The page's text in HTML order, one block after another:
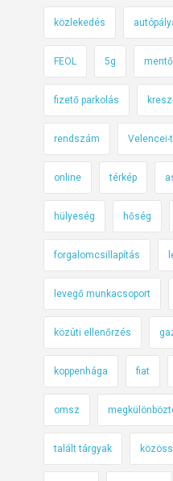
közlekedés
FEOL 5g
fizető parkolás
rendszám Velencei-
online térkép
hülyeség hőség
forgalomcsillapítás
levegő munkacsoport
közúti ellenőrzés
koppenhága fiat
omsz
talált tárgyak